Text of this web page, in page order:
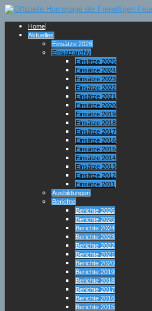
Home
Aktuelles
Einsätze 2026
Einsatzarchiv
Einsätze 2025
Einsätze 2024
Einsätze 2023
Einsätze 2022
Einsätze 2021
Einsätze 2020
Einsätze 2019
Einsätze 2018
Einsätze 2017
Einsätze 2016
Einsätze 2015
Einsätze 2014
Einsätze 2013
Einsätze 2012
Einsätze 2011
Ausbildungen
Berichte
Berichte 2026
Berichte 2025
Berichte 2024
Berichte 2023
Berichte 2022
Berichte 2021
Berichte 2020
Berichte 2019
Berichte 2018
Berichte 2017
Berichte 2016
Berichte 2015